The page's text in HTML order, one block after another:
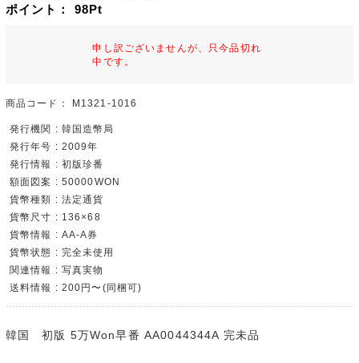
ポイント： 98Pt
申し訳ございませんが、只今品切れ
中です。
商品コード： M1321-1016
発行機関 : 韓国造幣局
発行年号 : 2009年
発行情報 : 初版珍番
額面図案 : 50000WON
貨幣種類 : 法定通貨
貨幣尺寸 : 136×68
貨幣情報 : AA-A券
貨幣状態 : 完全未使用
関連情報 : 写真実物
送料情報 : 200円〜(同梱可)
韓国 初版 5万Won早番 AA0044344A 完未品